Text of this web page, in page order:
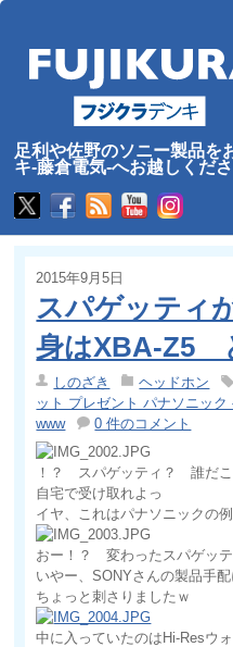
足利や佐野のソニー製品を
キ-藤倉電気-へお越しくだ
2015年9月5日
スパゲッティ
身はXBA-Z5
しのざき ヘッドホン
ット プレゼント パナソニッ
www
0 件のコメント
！？ スパゲッティ？ 誰だこ
自宅で受け取れよっ
イヤ、これはパナソニックの
おー！？ 変わったスパゲッ
いやー、SONYさんの製品手
ちょっと刺さりましたｗ
中に入っていたのはHi-Resウ